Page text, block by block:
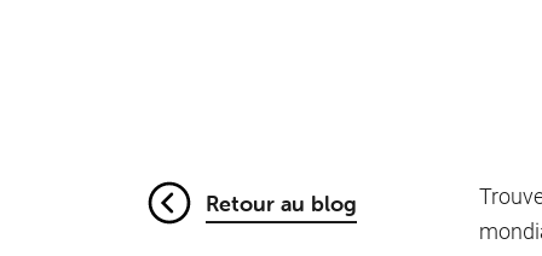
Retour au blog